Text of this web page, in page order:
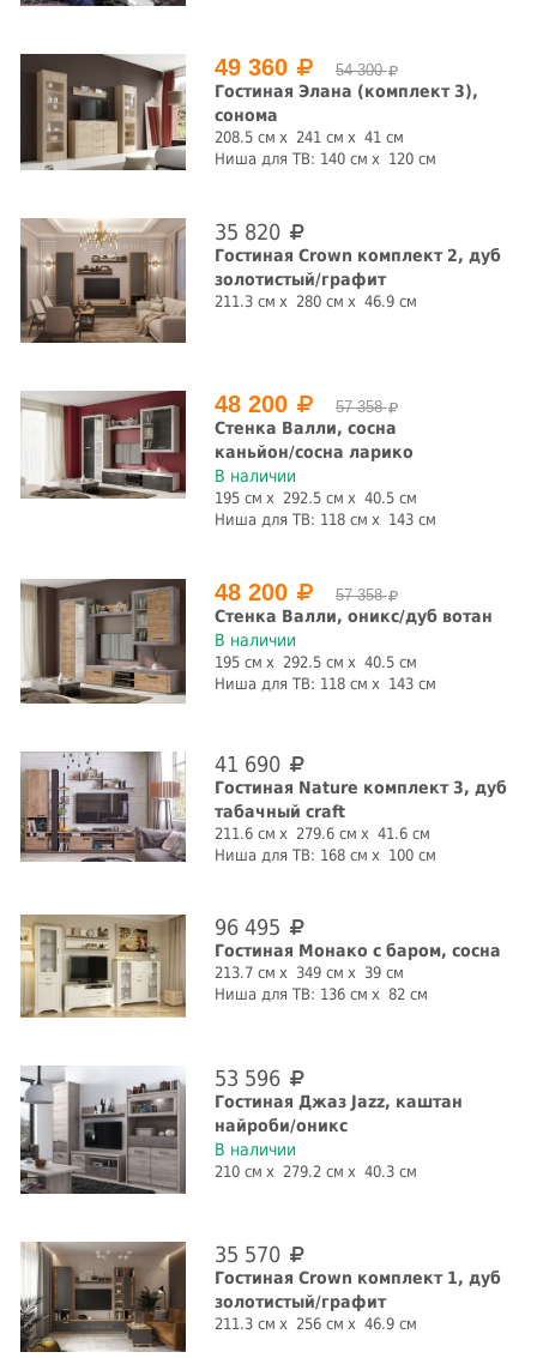
49 360 54 300
Гостиная Элана (комплект 3),
сонома
208.5 см 241 см
41 см
Ниша для ТВ: 140 см 120 см
35 820
Гостиная Crown комплект 2, дуб
золотистый/графит
211.3 см 280 см 46.9 см
48 200 57 358
Стенка Валли, cосна
каньйон/cосна ларико
В наличии
195 см 292.5 см
40.5 см
Ниша для ТВ: 118 см 143 см
48 200 57 358
Стенка Валли, оникс/дуб вотан
В наличии
195 см 292.5 см
40.5 см
Ниша для ТВ: 118 см 143 см
41 690
Гостиная Nature комплект 3, дуб
табачный craft
211.6 см 279.6 см
41.6 см
Ниша для ТВ: 168 см 100 см
96 495
Гостиная Монако с баром, сосна
213.7 см 349 см
39 см
Ниша для ТВ: 136 см 82 см
53 596
Гостиная Джаз Jazz, каштан
найроби/оникс
В наличии
210 см 279.2 см 40.3 см
35 570
Гостиная Crown комплект 1, дуб
золотистый/графит
211.3 см 256 см 46.9 см